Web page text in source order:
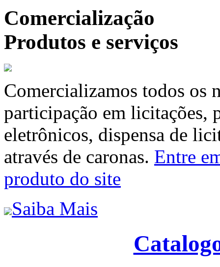
Comercialização
Produtos e serviços
Comercializamos todos os
participação em licitações,
eletrônicos, dispensa de
através de caronas. Entre
produto do site
Saiba Mais